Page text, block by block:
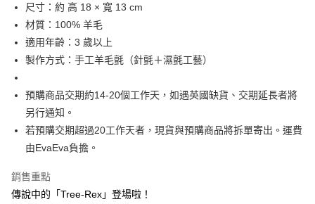
付款後7-11取貨
每筆NT$60
宅配
每筆NT$60，滿NT$1,000(含以上)免運費
海外配送 查看運費
尺寸：約 高 18 × 寬 13 cm
材質：100% 羊毛
適用年齡：3 歲以上
製作方式：手工羊毛氈（針氈＋濕氈工藝）
預購商品交期約14-20個工作天，如遇英國缺貨、交期延長者將
另行通知。
若預購交期超過20工作天者，現貨與預購商品將拆單寄出。運費
由EvaEva負擔。
銷售重點
傳說中的「Tree-Rex」登場啦！